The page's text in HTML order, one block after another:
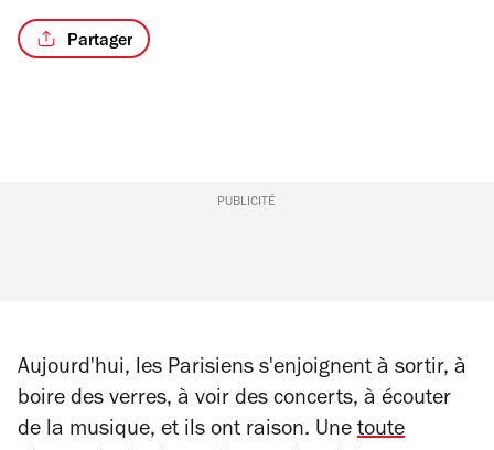
Partager
PUBLICITÉ
Aujourd'hui, les Parisiens s'enjoignent à sortir, à
boire des verres, à voir des concerts, à écouter
de la musique, et ils ont raison. Une toute